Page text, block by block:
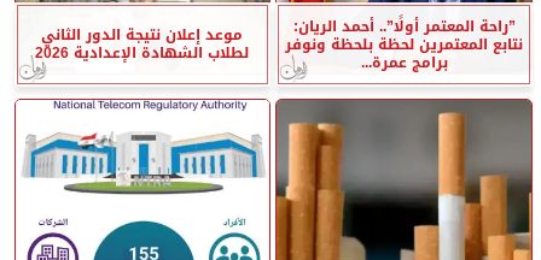
”راحة المعتمر أولًا”.. أحمد الريان:
نتابع المعتمرين لحظة بلحظة ونوفر
برامج عمرة...
موعد إعلان نتيجة الدور الثاني
لطلاب الشهادة الإعدادية 2026